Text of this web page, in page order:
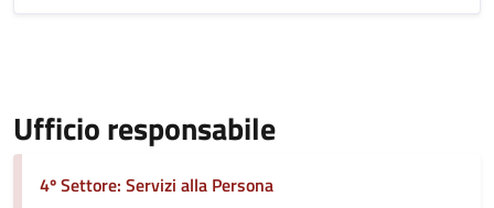
Ufficio responsabile
4º Settore: Servizi alla Persona